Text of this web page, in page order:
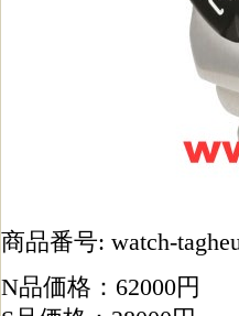
商品番号: watch-
N品価格：62000円